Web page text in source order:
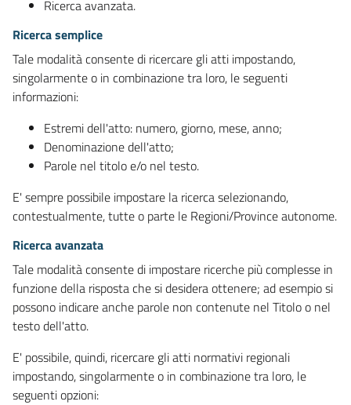
Ricerca avanzata.
Ricerca semplice
Tale modalità consente di ricercare gli atti impostando,
singolarmente o in combinazione tra loro, le seguenti
informazioni:
Estremi dell'atto: numero, giorno, mese, anno;
Denominazione dell'atto;
Parole nel titolo e/o nel testo.
E' sempre possibile impostare la ricerca selezionando,
contestualmente, tutte o parte le Regioni/Province autonome.
Ricerca avanzata
Tale modalità consente di impostare ricerche più complesse in
funzione della risposta che si desidera ottenere; ad esempio si
possono indicare anche parole non contenute nel Titolo o nel
testo dell'atto.
E' possibile, quindi, ricercare gli atti normativi regionali
impostando, singolarmente o in combinazione tra loro, le
seguenti opzioni: